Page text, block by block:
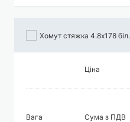
Хомут стяжка 4.8х178 біл.
Ціна
Вага
Сума з ПДВ